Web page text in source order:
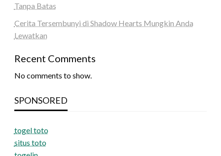
Tanpa Batas
Cerita Tersembunyi di Shadow Hearts Mungkin Anda
Lewatkan
Recent Comments
No comments to show.
SPONSORED
togel toto
situs toto